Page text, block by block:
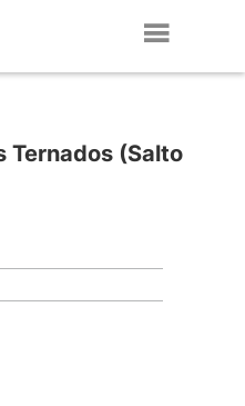
Ternados (Salto